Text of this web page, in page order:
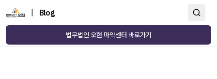
Blog
법무법인 오현 마약센터 바로가기